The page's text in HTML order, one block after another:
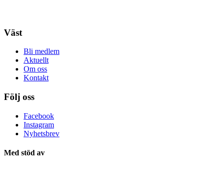
Väst
Bli medlem
Aktuellt
Om oss
Kontakt
Följ oss
Facebook
Instagram
Nyhetsbrev
Med stöd av